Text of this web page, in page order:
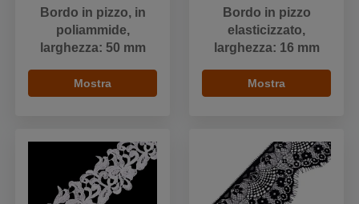
Bordo in pizzo, in
poliammide,
larghezza: 50 mm
Mostra
Bordo in pizzo
elasticizzato,
larghezza: 16 mm
Mostra